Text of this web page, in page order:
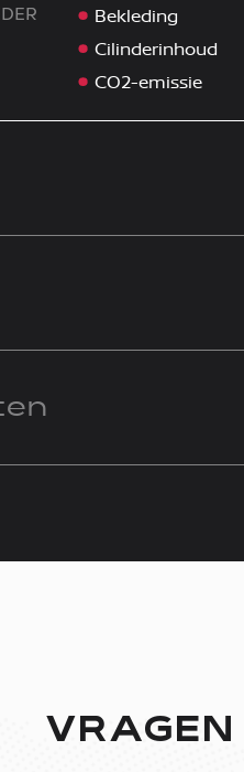
Bekleding
Cilinderinhoud
CO2-emissie
VRAGEN